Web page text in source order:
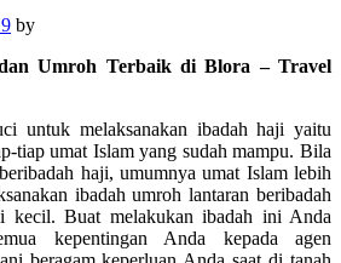
by
Umroh Terbaik di Blora – Travel
untuk melaksanakan ibadah haji yaitu
tiap umat Islam yang sudah mampu. Bila
haji, umumnya umat Islam lebih
ibadah umroh lantaran beribadah
kecil. Buat melakukan ibadah ini Anda
kepentingan Anda kepada agen